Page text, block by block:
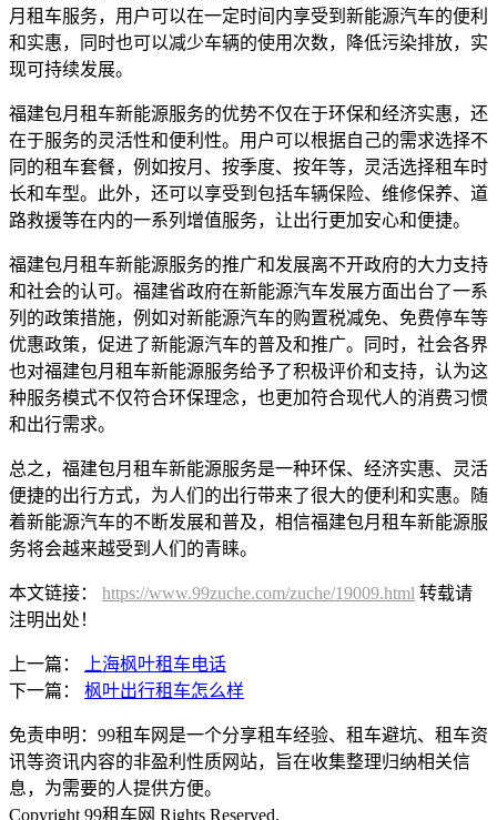
月租车服务，用户可以在一定时间内享受到新能源汽车的便利
和实惠，同时也可以减少车辆的使用次数，降低污染排放，实
现可持续发展。
福建包月租车新能源服务的优势不仅在于环保和经济实惠，还
在于服务的灵活性和便利性。用户可以根据自己的需求选择不
同的租车套餐，例如按月、按季度、按年等，灵活选择租车时
长和车型。此外，还可以享受到包括车辆保险、维修保养、道
路救援等在内的一系列增值服务，让出行更加安心和便捷。
福建包月租车新能源服务的推广和发展离不开政府的大力支持
和社会的认可。福建省政府在新能源汽车发展方面出台了一系
列的政策措施，例如对新能源汽车的购置税减免、免费停车等
优惠政策，促进了新能源汽车的普及和推广。同时，社会各界
也对福建包月租车新能源服务给予了积极评价和支持，认为这
种服务模式不仅符合环保理念，也更加符合现代人的消费习惯
和出行需求。
总之，福建包月租车新能源服务是一种环保、经济实惠、灵活
便捷的出行方式，为人们的出行带来了很大的便利和实惠。随
着新能源汽车的不断发展和普及，相信福建包月租车新能源服
务将会越来越受到人们的青睐。
本文链接： https://www.99zuche.com/zuche/19009.html 转载请
注明出处！
上一篇：
上海枫叶租车电话
下一篇： 枫叶出行租车怎么样
免责申明：99租车网是一个分享租车经验、租车避坑、租车资
讯等资讯内容的非盈利性质网站，旨在收集整理归纳相关信
息，为需要的人提供方便。
Copyright 99租车网 Rights Reserved.